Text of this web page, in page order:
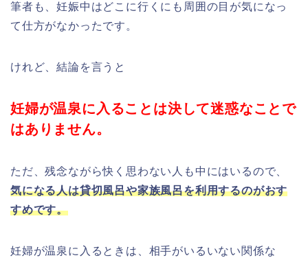
筆者も、妊娠中はどこに行くにも周囲の目が気になっ
て仕方がなかったです。
けれど、結論を言うと
妊婦が温泉に入ることは決して迷惑なことで
はありません。
ただ、残念ながら快く思わない人も中にはいるので、
気になる人は貸切風呂や家族風呂を利用するのがおす
すめです。
妊婦が温泉に入るときは、相手がいるいない関係な